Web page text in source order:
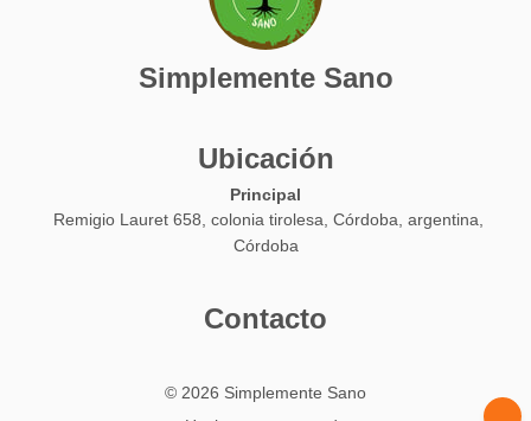
Simplemente Sano
Ubicación
Principal
Remigio Lauret 658, colonia tirolesa, Córdoba, argentina,
Córdoba
Contacto
© 2026 Simplemente Sano